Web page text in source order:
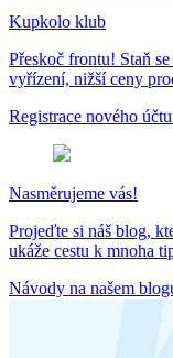
Kupkolo klub
Přeskoč frontu! Staň
vyřízení, nižší ceny
Registrace nového účtu
Nasměrujeme vás!
Projeďte si náš blog,
ukáže cestu k mnoha
Návody na našem